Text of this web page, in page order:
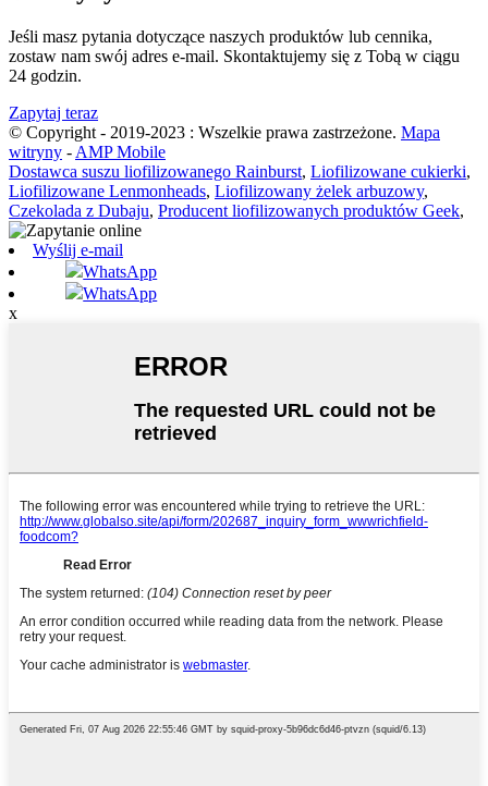
Jeśli masz pytania dotyczące naszych produktów lub cennika,
zostaw nam swój adres e-mail. Skontaktujemy się z Tobą w ciągu
24 godzin.
Zapytaj teraz
© Copyright - 2019-2023 : Wszelkie prawa zastrzeżone. Mapa
witryny - AMP Mobile
Dostawca suszu liofilizowanego Rainburst, Liofilizowane cukierki,
Liofilizowane Lenmonheads, Liofilizowany żelek arbuzowy,
Czekolada z Dubaju, Producent liofilizowanych produktów Geek,
Wyślij e-mail
WhatsApp
WhatsApp
x